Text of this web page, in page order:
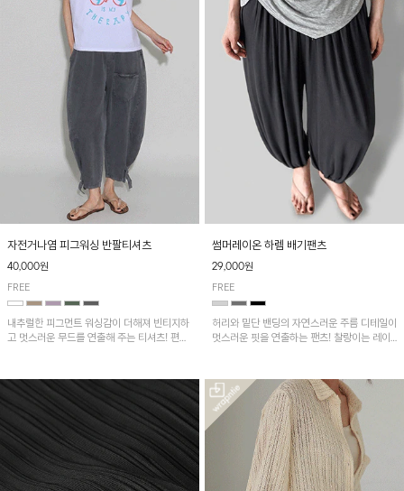
자전거나염 피그워싱 반팔티셔츠
40,000원
FREE
내추럴한 피그먼트 워싱감이 더해져 빈티지하
고 멋스러운 무드를 연출해 주는 티셔츠! 편안
썸머레이온 하렘 배기팬츠
29,000원
FREE
허리와 밑단 밴딩의 자연스러운 주름 디테일이
멋스러운 핏을 연출하는 팬츠! 찰랑이는 레이
기기 좋은 아이템입니다~